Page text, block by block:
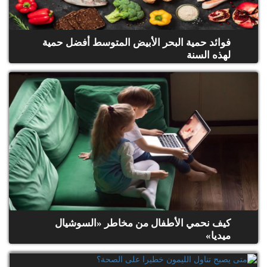
فوائد حمية البحر الأبيض المتوسط أفضل حمية
لهذه السنة
كيف نحمي الأطفال من مخاطر «السوشيال
ميديا»